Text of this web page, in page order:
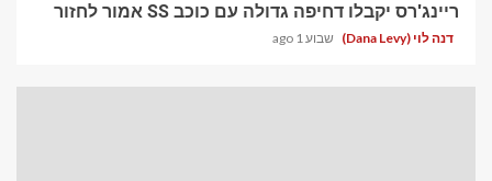
ריינג'רס יקבלו דחיפה גדולה עם כוכב SS אמור לחזור
דנה לוי (Dana Levy) שבוע 1 ago